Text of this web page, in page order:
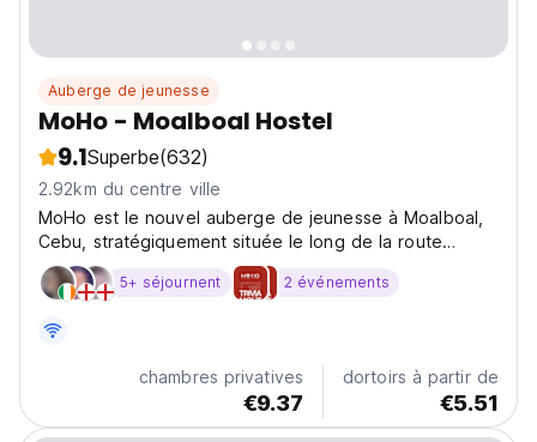
Auberge de jeunesse
MoHo - Moalboal Hostel
9.1Superbe(632)
2.92km du centre ville
MoHo est le nouvel auberge de jeunesse à Moalboal,
Cebu, stratégiquement située le long de la route
Panagsama.
5+ séjournent 2 événements
chambres privatives
€9.37
dortoirs à partir de
€5.51